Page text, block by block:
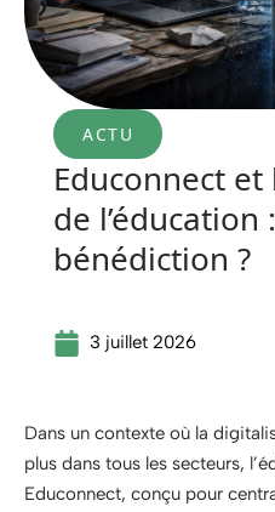
ACTU
Educonnect
de l’éducation
bénédiction ?
3 juillet 2026
Dans un contexte où la
plus dans tous les secteurs,
Educonnect, conçu pour